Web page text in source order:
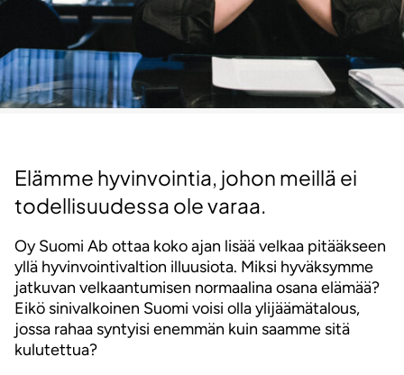
Elämme hyvinvointia, johon meillä ei
todellisuudessa ole varaa.
Oy Suomi Ab ottaa koko ajan lisää velkaa pitääkseen
yllä hyvinvointivaltion illuusiota. Miksi hyväksymme
jatkuvan velkaantumisen normaalina osana elämää?
Eikö sinivalkoinen Suomi voisi olla ylijäämätalous,
jossa rahaa syntyisi enemmän kuin saamme sitä
kulutettua?